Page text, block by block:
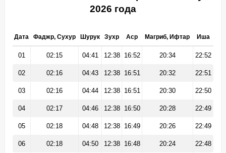
2026 года
Дата Фаджр, Сухур Шурук Зухр Аср Магриб, Ифтар Иша
01 02:15 04:41 12:38 16:52 20:34 22:52
02 02:16 04:43 12:38 16:51 20:32 22:51
03 02:16 04:44 12:38 16:51 20:30 22:50
04 02:17 04:46 12:38 16:50 20:28 22:49
05 02:18 04:48 12:38 16:49 20:26 22:49
06 02:18 04:50 12:38 16:48 20:24 22:48